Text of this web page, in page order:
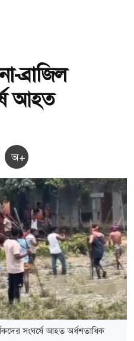
ব্রাজিল
আহত
অ+
সংঘর্ষে আহত অর্ধশতাধিক